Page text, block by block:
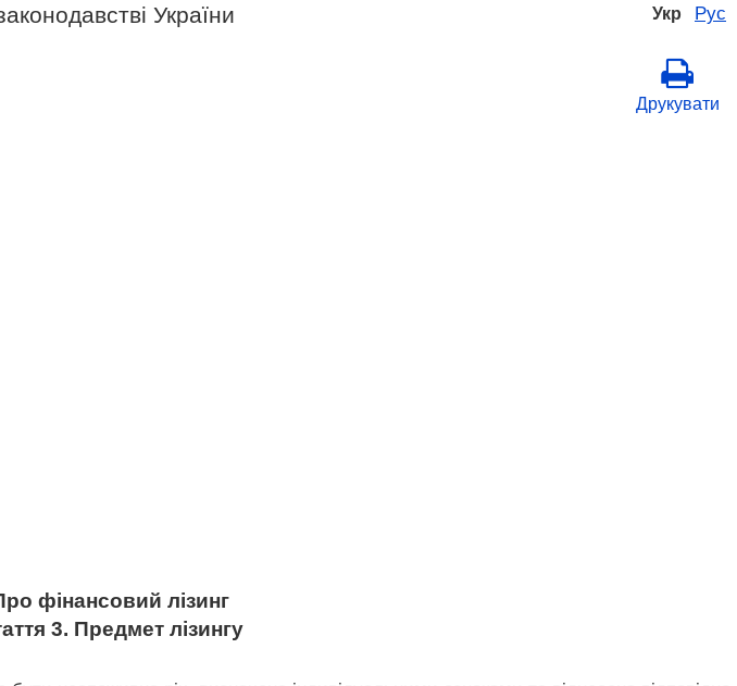
Укр Рус
України
Друкувати
фінансовий лізинг
3. Предмет лізингу